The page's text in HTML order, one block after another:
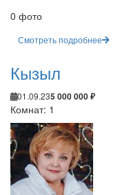
0 фото
Смотреть подробнее
Кызыл
01.09.235 000 000 ₽
Комнат: 1